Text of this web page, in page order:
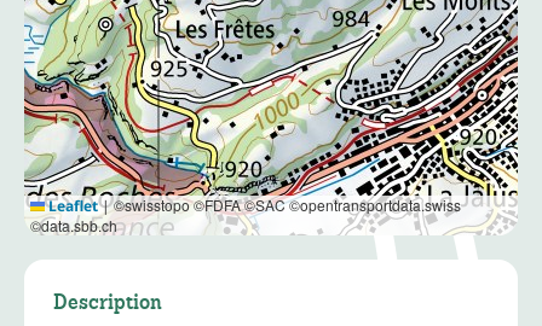
Leaflet|©swisstopo ©FDFA ©SAC ©opentransportdata.swiss
©data.sbb.ch
Description